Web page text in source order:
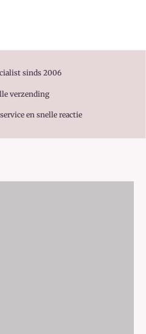
sinds 2006
verzending
en snelle reactie